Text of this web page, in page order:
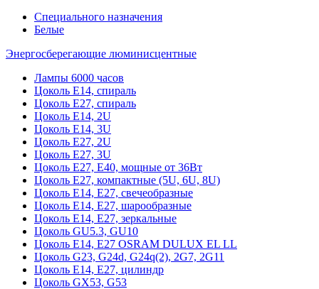
Специального назначения
Белые
Энергосберегающие люминисцентные
Лампы 6000 часов
Цоколь Е14, спираль
Цоколь Е27, спираль
Цоколь Е14, 2U
Цоколь Е14, 3U
Цоколь Е27, 2U
Цоколь Е27, 3U
Цоколь Е27, Е40, мощные от 36Вт
Цоколь Е27, компактные (5U, 6U, 8U)
Цоколь Е14, Е27, свечеобразные
Цоколь Е14, Е27, шарообразные
Цоколь Е14, Е27, зеркальные
Цоколь GU5.3, GU10
Цоколь Е14, Е27 OSRAM DULUX EL LL
Цоколь G23, G24d, G24q(2), 2G7, 2G11
Цоколь Е14, Е27, цилиндр
Цоколь GX53, G53